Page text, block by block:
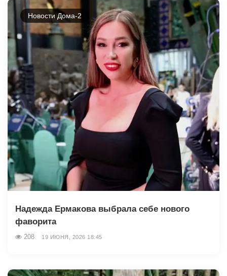
Новости Дома-2
Надежда Ермакова выбрала себе нового
фаворита
208 19 ИЮНЯ, 2026 18:45